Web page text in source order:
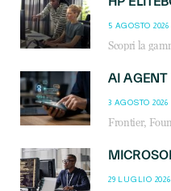
5 AGOSTO 2026
3 AGOSTO 2026
29 LUGLIO 2026